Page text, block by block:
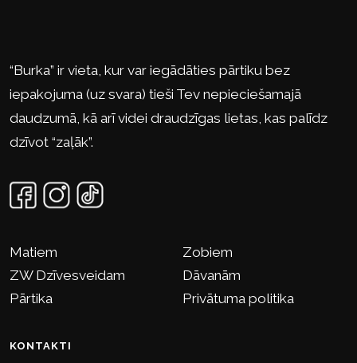
“Burka” ir vieta, kur var iegādāties pārtiku bez
iepakojuma (uz svara) tieši Tev nepieciešamajā
daudzumā, kā arī videi draudzīgas lietas, kas palīdz
dzīvot “zaļāk”.
Matiem
Zobiem
ZW Dzīvesveidam
Dāvanām
Pārtika
Privātuma politika
KONTAKTI